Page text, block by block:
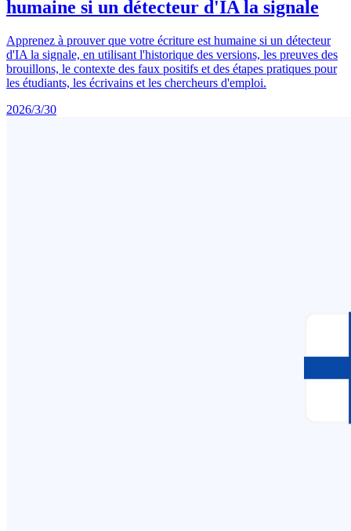
humaine si un détecteur d'IA la signale
Apprenez à prouver que votre écriture est humaine si un détecteur
d'IA la signale, en utilisant l'historique des versions, les preuves des
brouillons, le contexte des faux positifs et des étapes pratiques pour
les étudiants, les écrivains et les chercheurs d'emploi.
2026/3/30